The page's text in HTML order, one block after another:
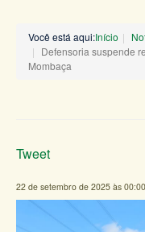
Você está aqui:Início
Defensoria suspende
Mombaça
Tweet
22 de setembro de 2025 às 00:00